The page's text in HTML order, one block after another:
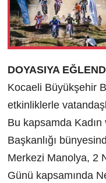
DOYASIYA
Kocaeli Büyükşehir
etkinliklerle
Bu kapsamda
Başkanlığı
Merkezi Manolya, 2
Günü kapsamında